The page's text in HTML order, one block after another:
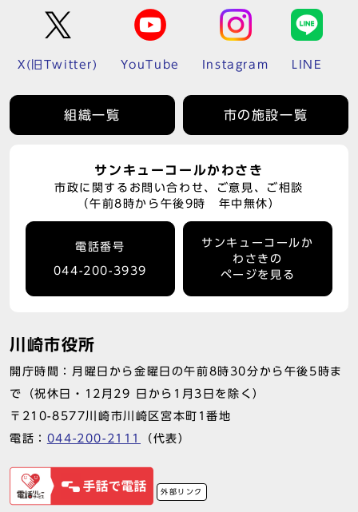
X(旧Twitter) YouTube Instagram LINE
組織一覧 市の施設一覧
サンキューコールかわさき
市政に関するお問い合わせ、ご意見、ご相談
（午前8時から午後9時 年中無休）
電話番号
044-200-3939
サンキューコールか
わさきの
ページを見る
川崎市役所
開庁時間：月曜日から金曜日の午前8時30分から午後5時ま
で（祝休日・12月29 日から1月3日を除く）
〒210-8577川崎市川崎区宮本町1番地
電話： 044-200-2111 （代表）
外部リンク